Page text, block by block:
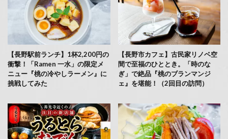
【長野駅前ランチ】1杯2,200円の
衝撃！「Ramen 一水」の限定メ
ニュー『桃の冷やしラーメン』に
挑戦してみた
【長野市カフェ】古民家リノベ空
間で至福のひととき。「時のな
ぎ」で絶品『桃のブランマンジ
ェ』を堪能！（2回目の訪問）